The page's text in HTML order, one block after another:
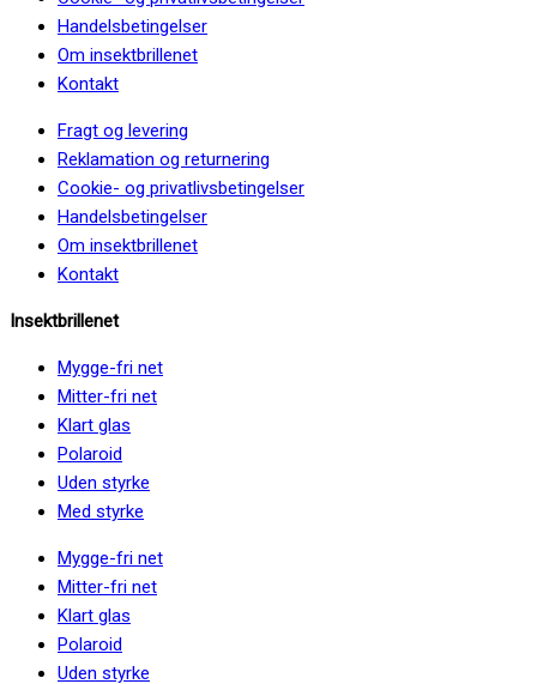
Handelsbetingelser
Om insektbrillenet
Kontakt
Fragt og levering
Reklamation og returnering
Cookie- og privatlivsbetingelser
Handelsbetingelser
Om insektbrillenet
Kontakt
Insektbrillenet
Mygge-fri net
Mitter-fri net
Klart glas
Polaroid
Uden styrke
Med styrke
Mygge-fri net
Mitter-fri net
Klart glas
Polaroid
Uden styrke